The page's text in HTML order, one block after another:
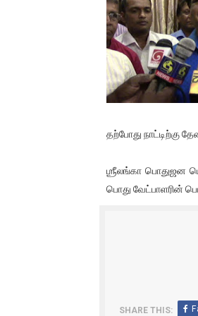
01/
தற்போது நாட்டிற்கு
ஶ்ரீலங்கா பொதுஜன
பொது வேட்பாளரின்
SHARE THIS: